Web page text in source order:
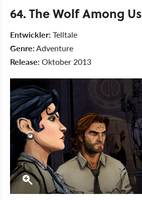
64. The Wolf Among Us
Entwickler:Telltale
Genre:Adventure
Release:Oktober 2013